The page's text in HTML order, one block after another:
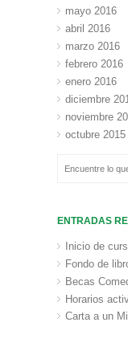
mayo 2016
abril 2016
marzo 2016
febrero 2016
enero 2016
diciembre
noviembre
octubre 2015
ENTRADAS
Inicio de
Fondo de
Becas
Horarios
Carta a un